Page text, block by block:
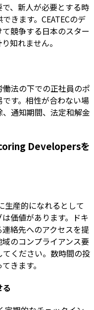
、新人が必要とする時
きます。CEATECのデ
競争する日本のスター
知れません。
法の下での正社員のポ
す。相性が合わない場
通知期間、法定和解金
Developersを
産的になれるとして
価値があります。ドキ
絡先へのアクセスを提
のコンプライアンス要
ください。数時間の投
きます。
る